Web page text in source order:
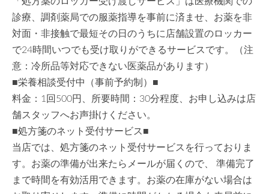
診療、調剤薬局での服薬指導を事前に済ませ、お薬を非
対面・非接触で最短その日のうちに店舗設置のロッカー
で24時間いつでも受け取りができるサービスです。（注
意：冷所品等対応できない医薬品があります）
■栄養相談受付中（事前予約制）■
料金：1回500円、所要時間：30分程度、お申し込みは店
舗スタッフへお声掛けください。
■処方箋のネット受付サービス■
当店では、処方箋のネット受付サービスを行っておりま
す。お薬の準備が出来たらメールが届くので、 準備完了
まで時間を有効活用できます。お薬の在庫がない場合は